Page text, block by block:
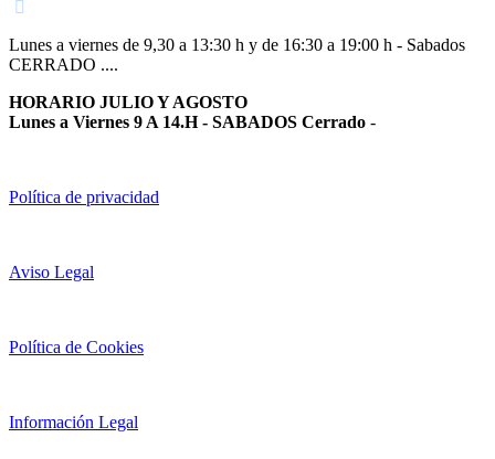
Lunes a viernes de 9,30 a 13:30 h y de 16:30 a 19:00 h - Sabados
CERRADO ....
HORARIO JULIO Y AGOSTO
Lunes a Viernes 9 A 14.H - SABADOS Cerrado -
Política de privacidad
Aviso Legal
Política de Cookies
Información Legal